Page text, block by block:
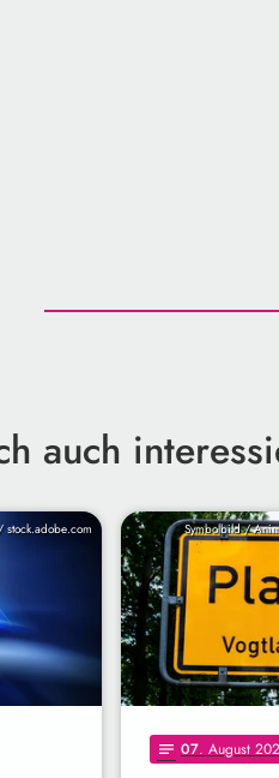
auch
Symbolbild /
notes 07. August